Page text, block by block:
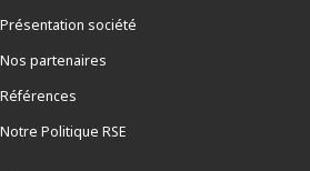
Présentation société
Nos partenaires
Références
Notre Politique RSE